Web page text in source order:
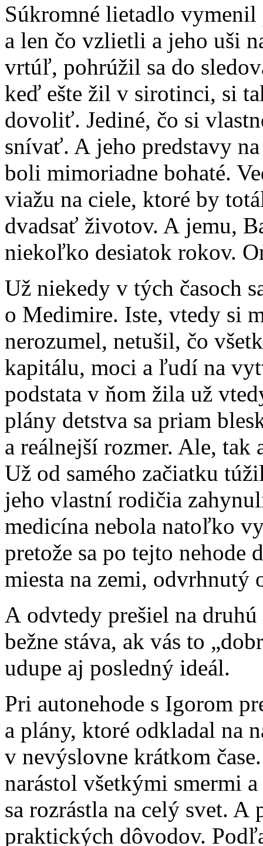
Súkromné lietadlo
a len čo vzlietli a jeho uši
vrtúľ, pohrúžil sa do
keď ešte žil v sirotinci, si
dovoliť. Jediné, čo si
snívať. A jeho predstavy
boli mimoriadne bohaté.
viažu na ciele, ktoré by
dvadsať životov. A jemu,
niekoľko desiatok rokov.
Už niekedy v tých časoch
o Medimire. Iste, vtedy si
nerozumel, netušil, čo
kapitálu, moci a ľudí na
podstata v ňom žila už
plány detstva sa priam
a reálnejší rozmer. Ale, tak
Už od samého začiatku
jeho vlastní rodičia
medicína nebola natoľko
pretože sa po tejto nehode
miesta na zemi, odvrhnutý
A odvtedy prešiel na
bežne stáva, ak vás to
udupe aj posledný ideál.
Pri autonehode s Igorom
a plány, ktoré odkladal na
v nevýslovne krátkom
narástol všetkými smermi
sa rozrástla na celý svet.
praktických dôvodov.